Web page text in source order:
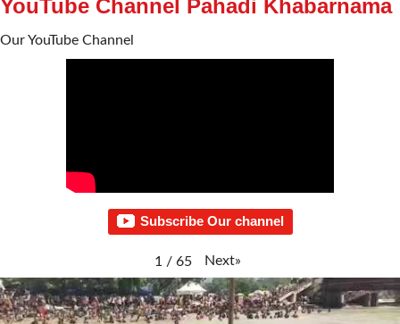
YouTube Channel Pahadi Khabarnama
Our YouTube Channel
Subscribe Our channel
1 / 65 Next»